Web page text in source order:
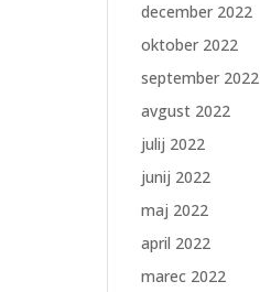
december 2022
oktober 2022
september 2022
avgust 2022
julij 2022
junij 2022
maj 2022
april 2022
marec 2022